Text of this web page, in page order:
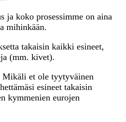
ja koko prosessimme on aina
mihinkään.
takaisin kaikki esineet,
(mm. kivet).
et ole tyytyväinen
esineet takaisin
kymmenien eurojen